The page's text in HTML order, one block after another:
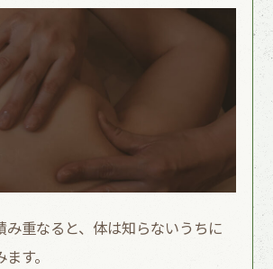
み重なると、体は知らないうちに
す。